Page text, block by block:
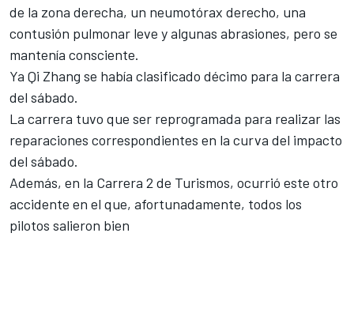
de la zona derecha, un neumotórax derecho, una
contusión pulmonar leve y algunas abrasiones, pero se
mantenía consciente.
Ya Qi Zhang se había clasificado décimo para la carrera
del sábado.
La carrera tuvo que ser reprogramada para realizar las
reparaciones correspondientes en la curva del impacto
del sábado.
Además, en la Carrera 2 de Turismos, ocurrió este otro
accidente en el que, afortunadamente, todos los
pilotos salieron bien